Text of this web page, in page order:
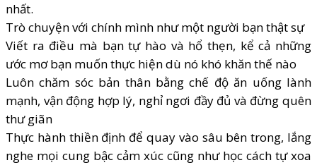
nhất.
Trò chuyện với chính mình như một người bạn thật sự
Viết ra điều mà bạn tự hào và hổ thẹn, kể cả những
ước mơ bạn muốn thực hiện dù nó khó khăn thế nào
Luôn chăm sóc bản thân bằng chế độ ăn uống lành
mạnh, vận động hợp lý, nghỉ ngơi đầy đủ và đừng quên
thư giãn
Thực hành thiền định để quay vào sâu bên trong, lắng
nghe mọi cung bậc cảm xúc cũng như học cách tự xoa